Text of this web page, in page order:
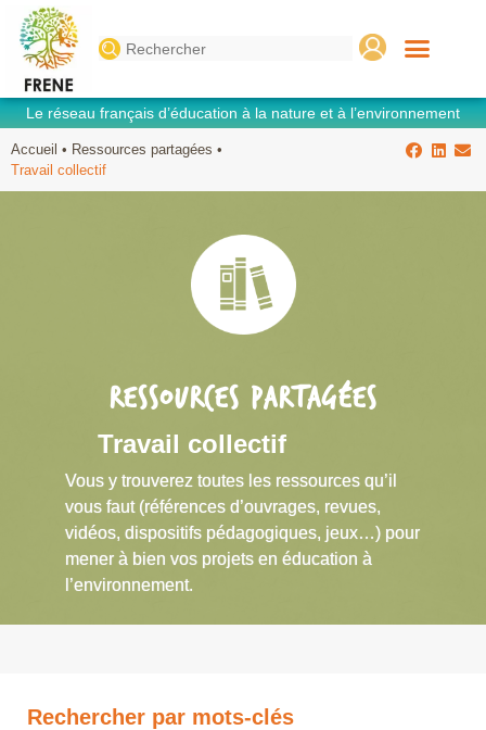
Search
for:
Le réseau français d’éducation à la nature et à l’environnement
Accueil • Ressources partagées •
Travail collectif
RESSOURCES PARTAGÉES
Travail collectif
Vous y trouverez toutes les ressources qu’il
vous faut (références d’ouvrages, revues,
vidéos, dispositifs pédagogiques, jeux…) pour
mener à bien vos projets en éducation à
l’environnement.
Rechercher par mots-clés